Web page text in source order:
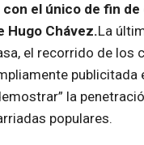
el único de fin
Hugo Chávez.La
el recorrido de los
publicitada
la
populares.